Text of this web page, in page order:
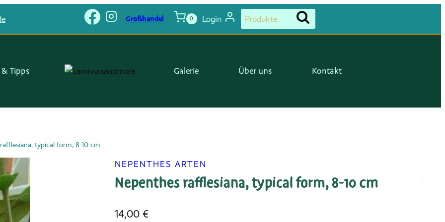
Großhandel 0 Login
Suchen
nach:
Suchen
Tipps Galerie Über uns Kontakt
typical form, 8-10 cm
NEPENTHES ARTEN
Nepenthes rafflesiana, typical form, 8-10 cm
14,00 €